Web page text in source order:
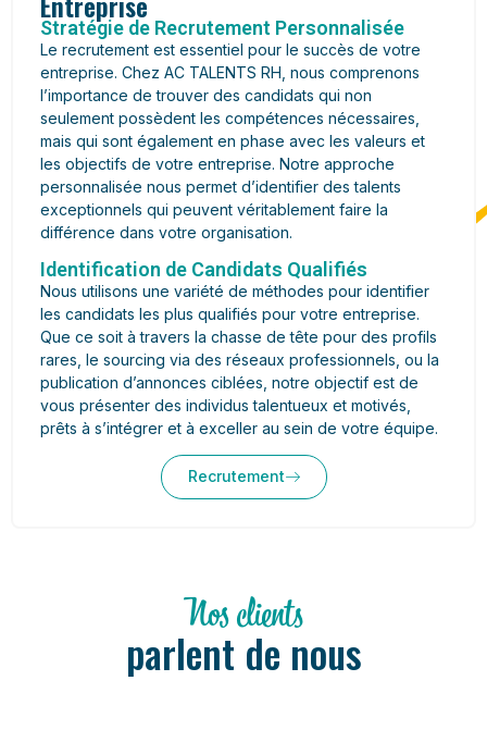
Stratégie de Recrutement Personnalisée
Le recrutement est essentiel pour le succès de votre
entreprise. Chez AC TALENTS RH, nous comprenons
l’importance de trouver des candidats qui non
seulement possèdent les compétences nécessaires,
mais qui sont également en phase avec les valeurs et
les objectifs de votre entreprise. Notre approche
personnalisée nous permet d’identifier des talents
exceptionnels qui peuvent véritablement faire la
différence dans votre organisation.
Identification de Candidats Qualifiés
Nous utilisons une variété de méthodes pour identifier
les candidats les plus qualifiés pour votre entreprise.
Que ce soit à travers la chasse de tête pour des profils
rares, le sourcing via des réseaux professionnels, ou la
publication d’annonces ciblées, notre objectif est de
vous présenter des individus talentueux et motivés,
prêts à s’intégrer et à exceller au sein de votre équipe.
Recrutement
Nos clients
parlent de nous